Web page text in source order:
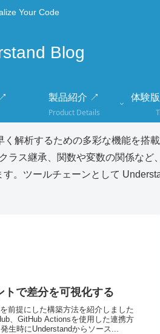
Your Code
Blog
製品紹介 ↗
Product Details
体験
く解析するための多彩な機能を搭
ス継承、関数や変数の関係など
す。ツールチェーンとして
で差分を可視化する
前提にした構築方法を紹介しました
、GitHub Actionsを使用した連携方
生時にUnderstandからソース...